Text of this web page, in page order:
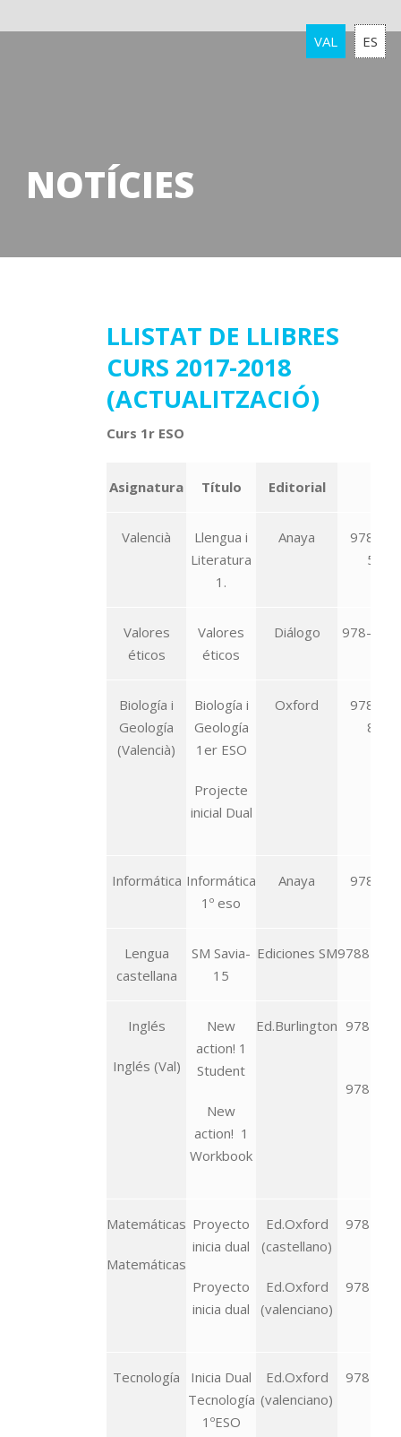
VAL ES
NOTÍCIES
LLISTAT DE LLIBRES
CURS 2017-2018
(ACTUALITZACIÓ)
Curs 1r ESO
Asignatura Título Editorial
Valencià
Llengua i
Literatura
1.
Anaya
978-
Valores
éticos
Valores
éticos
Diálogo
978-84-
Biología i
Geología
(Valencià)
Biología i
Geología
1er ESO
Projecte
inicial Dual
Oxford
978-
Informática Informática
1º eso
Anaya
978-
Lengua
castellana
SM Savia-
15
Ediciones SM
Inglés
Inglés (Val)
New
action! 1
Student
New
action! 1
Workbook
Ed.Burlington 978-
978-
Matemáticas
Matemáticas
Proyecto
inicia dual
Proyecto
inicia dual
Ed.Oxford
(castellano)
Ed.Oxford
(valenciano)
978-
978-
Tecnología
Inicia Dual
Tecnología
1ºESO
Ed.Oxford
(valenciano)
978-